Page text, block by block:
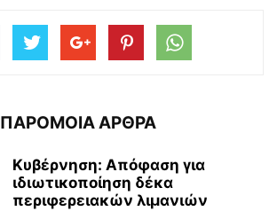
ΠΑΡΟΜΟΙΑ ΑΡΘΡΑ
Κυβέρνηση: Απόφαση για
ιδιωτικοποίηση δέκα
περιφερειακών λιμανιών